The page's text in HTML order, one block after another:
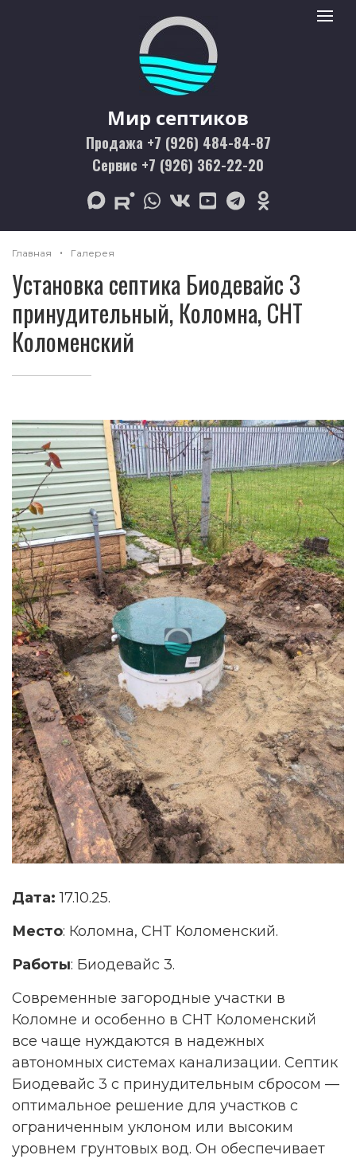
Мир септиков logo
Мир септиков
Продажа +7 (926) 484-84-87
Сервис +7 (926) 362-22-20
max rutubewhatsapp
vk youtubetelegramodnoklassniki
Toggle
Главная Галерея
Установка септика Биодевайс 3
принудительный, Коломна, СНТ
Коломенский
Дата:17.10.25.
Место: Коломна, СНТ Коломенский.
Работы: Биодевайс 3.
Современные загородные участки в
Коломне и особенно в СНТ Коломенский
все чаще нуждаются в надежных
автономных системах канализации. Септик
Биодевайс 3 с принудительным сбросом —
оптимальное решение для участков с
ограниченным уклоном или высоким
уровнем грунтовых вод. Он обеспечивает